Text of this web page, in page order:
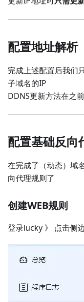
配置地址解析
完成上述配置后我们
子域名的IP
DDNS更新方法在之
配置基础反向
在完成了（动态）域
向代理规则了
创建WEB规则
登录lucky 》 点击侧